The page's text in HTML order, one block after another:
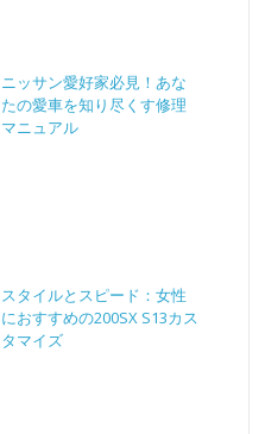
ニッサン愛好家必見！あな
たの愛車を知り尽くす修理
マニュアル
スタイルとスピード：女性
におすすめの200SX S13カス
タマイズ